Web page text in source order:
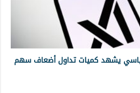
يشهد كميات تداول أضعاف سهم